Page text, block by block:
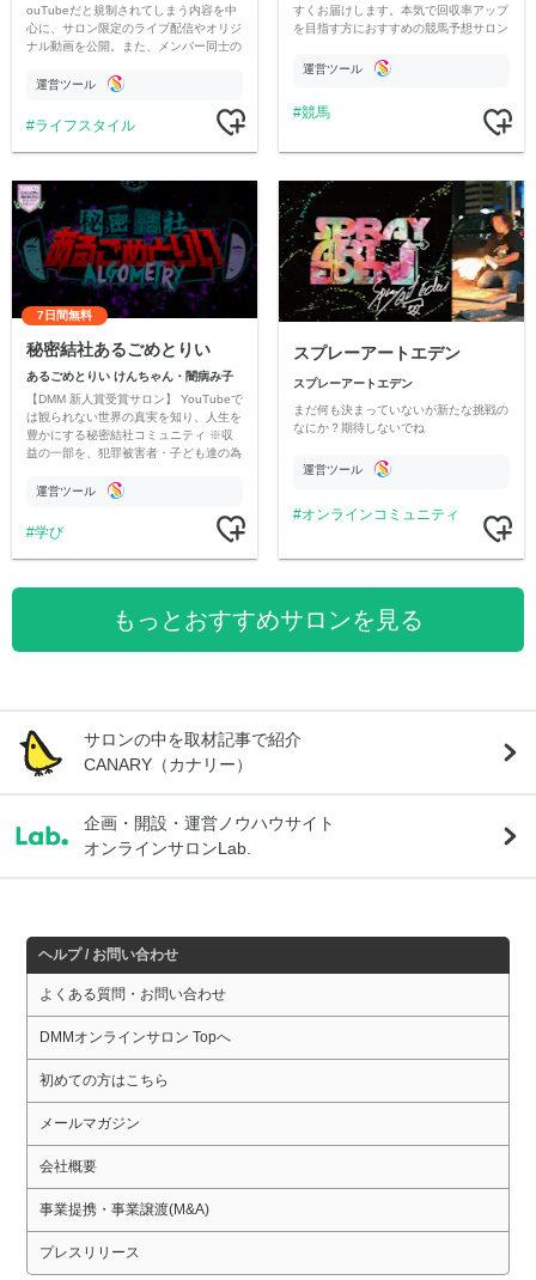
ouTubeだと規制されてしまう内容を中
心に、サロン限定のライブ配信やオリジ
ナル動画を公開。また、メンバー同士の
ただいています。
運営ツール
ライフスタイル
すくお届けします。本気で回収率アップ
を目指す方におすすめの競馬予想サロン
運営ツール
競馬
7日間無料
秘密結社あるごめとりい
あるごめとりい けんちゃん・闇病み子
【DMM 新人賞受賞サロン】 YouTubeで
は観られない世界の真実を知り、人生を
豊かにする秘密結社コミュニティ ※収
益の一部を、犯罪被害者・子ども達の為
す運営ツール
学び
スプレーアートエデン
スプレーアートエデン
まだ何も決まっていないが新たな挑戦の
なにか？期待しないでね
運営ツール
オンラインコミュニティ
もっとおすすめサロンを見る
サロンの中を取材記事で紹介
CANARY（カナリー）
企画・開設・運営ノウハウサイト
オンラインサロンLab.
ヘルプ / お問い合わせ
よくある質問・お問い合わせ
DMMオンラインサロン Topへ
初めての方はこちら
メールマガジン
会社概要
事業提携・事業譲渡(M&A)
プレスリリース